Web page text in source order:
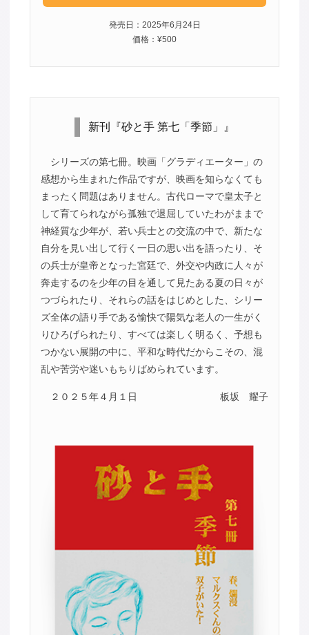
発売日：2025年6月24日
価格：¥500
新刊『砂と手 第七「季節」』
シリーズの第七冊。映画「グラディエーター」の
感想から生まれた作品ですが、映画を知らなくても
まったく問題はありません。古代ローマで皇太子と
して育てられながら孤独で退屈していたわがままで
神経質な少年が、若い兵士との交流の中で、新たな
自分を見い出して行く一日の思い出を語ったり、そ
の兵士が皇帝となった宮廷で、外交や内政に人々が
奔走するのを少年の目を通して見たある夏の日々が
つづられたり、それらの話をはじめとした、シリー
ズ全体の語り手である愉快で陽気な老人の一生がく
りひろげられたり、すべては楽しく明るく、予想も
つかない展開の中に、平和な時代だからこその、混
乱や苦労や迷いもちりばめられています。
２０２５年４月１日 板坂 耀子